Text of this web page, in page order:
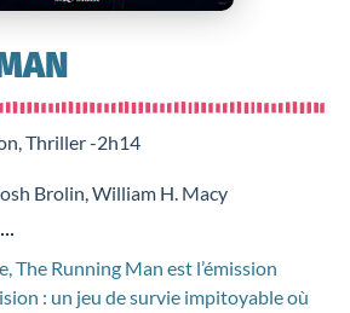
Thriller -2h14
Brolin, William H. Macy
The Running Man est l’émission
: un jeu de survie impitoyable où